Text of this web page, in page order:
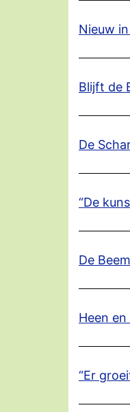
Nieuw
Blijft de
De
“De
De
Heen
“Er